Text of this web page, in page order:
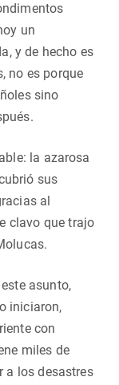
un
y de hecho es
no es porque
sino
la azarosa
sus
al
clavo que trajo
asunto,
iniciaron,
con
miles de
a los desastres